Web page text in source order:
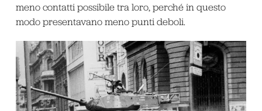
meno contatti possibile tra loro, perché in questo
modo presentavano meno punti deboli.